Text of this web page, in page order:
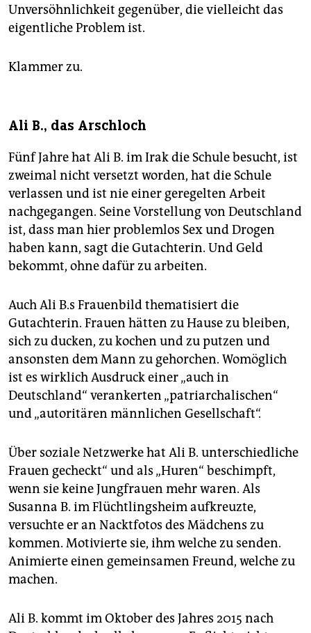
Unversöhnlichkeit gegenüber, die vielleicht das
eigentliche Problem ist.
Klammer zu.
Ali B., das Arschloch
Fünf Jahre hat Ali B. im Irak die Schule besucht, ist
zweimal nicht versetzt worden, hat die Schule
verlassen und ist nie einer geregelten Arbeit
nachgegangen. Seine Vorstellung von Deutschland
ist, dass man hier problemlos Sex und Drogen
haben kann, sagt die Gutachterin. Und Geld
bekommt, ohne dafür zu arbeiten.
Auch Ali B.s Frauenbild thematisiert die
Gutachterin. Frauen hätten zu Hause zu bleiben,
sich zu ducken, zu kochen und zu putzen und
ansonsten dem Mann zu gehorchen. Womöglich
ist es wirklich Ausdruck einer „auch in
Deutschland“ verankerten „patriarchalischen“
und „autoritären männlichen Gesellschaft“.
Über soziale Netzwerke hat Ali B. unterschiedliche
Frauen gecheckt“ und als „Huren“ beschimpft,
wenn sie keine Jungfrauen mehr waren. Als
Susanna B. im Flüchtlingsheim aufkreuzte,
versuchte er an Nacktfotos des Mädchens zu
kommen. Motivierte sie, ihm welche zu senden.
Animierte einen gemeinsamen Freund, welche zu
machen.
Ali B. kommt im Oktober des Jahres 2015 nach